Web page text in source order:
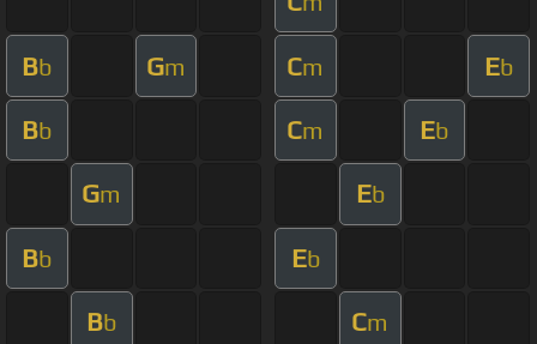
Bb Gm Cm Eb
Bb Cm Eb
Gm Eb
Bb Eb
Bb Cm